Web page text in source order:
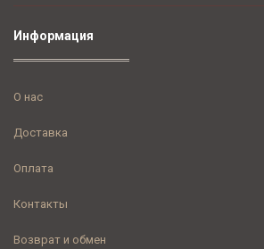
Информация
О нас
Доставка
Оплата
Контакты
Возврат и обмен